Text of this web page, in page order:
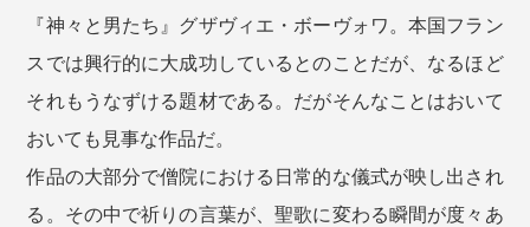
『神々と男たち』グザヴィエ・ボーヴォワ。本国フラン
スでは興行的に大成功しているとのことだが、なるほど
それもうなずける題材である。だがそんなことはおいて
おいても見事な作品だ。
作品の大部分で僧院における日常的な儀式が映し出され
る。その中で祈りの言葉が、聖歌に変わる瞬間が度々あ